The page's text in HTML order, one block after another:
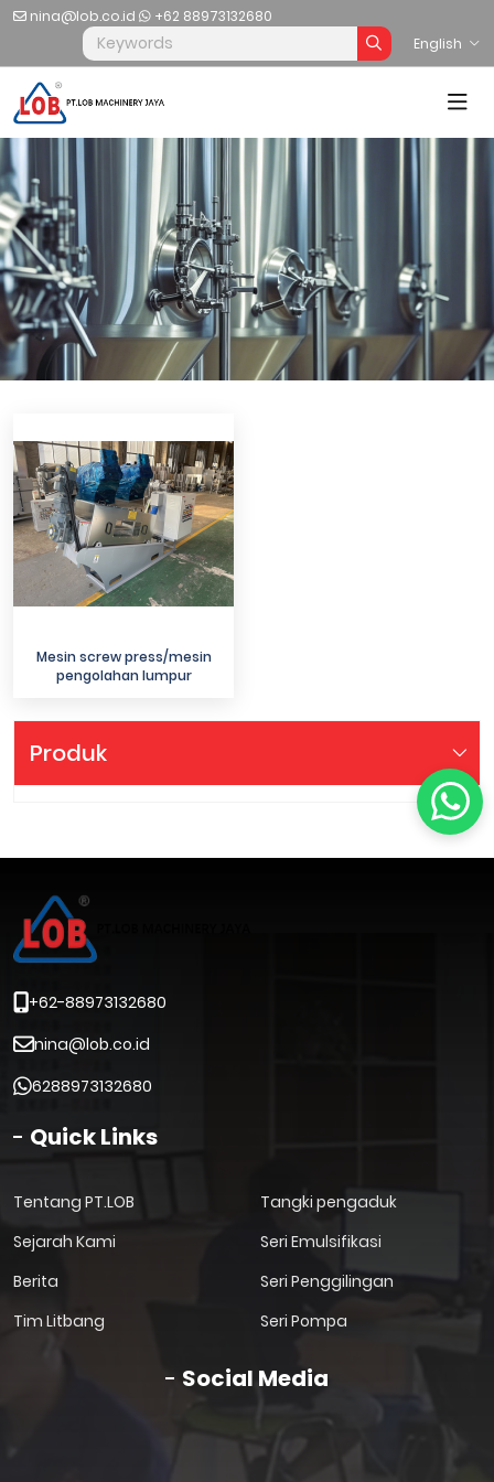
nina@lob.co.id
+62 88973132680
English
Mesin screw press/mesin
pengolahan lumpur
Produk
+62-88973132680
nina@lob.co.id
6288973132680
Quick Links
Tentang PT.LOB
Sejarah Kami
Berita
Tim Litbang
Tangki pengaduk
Seri Emulsifikasi
Seri Penggilingan
Seri Pompa
Social Media